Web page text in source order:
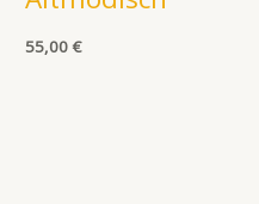
55,00 €